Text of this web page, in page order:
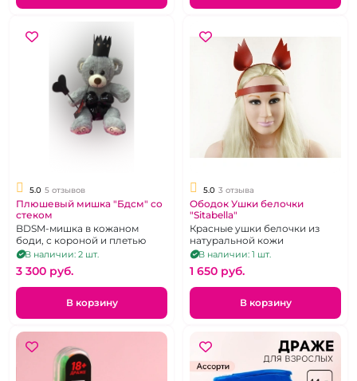
5.0 5 отзывов
Плюшевый мишка "Бдсм" со
стеком
BDSM-мишка в кожаном
боди, с короной и плетью
В наличии: 2 шт.
3 300 pуб.
В корзину
5.0 3 отзыва
Ободок Ушки белочки
"Sitabella"
Красные ушки белочки из
натуральной кожи
В наличии: 1 шт.
1 650 pуб.
В корзину